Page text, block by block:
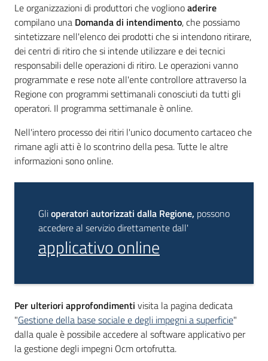
Le organizzazioni di produttori che voglionoaderire
compilano una Domanda di intendimento, che possiamo
sintetizzare nell'elenco dei prodotti che si intendono ritirare,
dei centri di ritiro che si intende utilizzare e dei tecnici
responsabili delle operazioni di ritiro. Le operazioni vanno
programmate e rese note all'ente controllore attraverso la
Regione con programmi settimanali conosciuti da tutti gli
operatori. Il programma settimanale è online.
Nell'intero processo dei ritiri l'unico documento cartaceo che
rimane agli atti è lo scontrino della pesa. Tutte le altre
informazioni sono online.
Glioperatori autorizzati dalla Regione, possono
accedere al servizio direttamente dall'
applicativo online
Per ulteriori approfondimenti visita la pagina dedicata
"Gestione della base sociale e degli impegni a superficie"
dalla quale è possibile accedere al software applicativo per
la gestione degli impegni Ocm ortofrutta.